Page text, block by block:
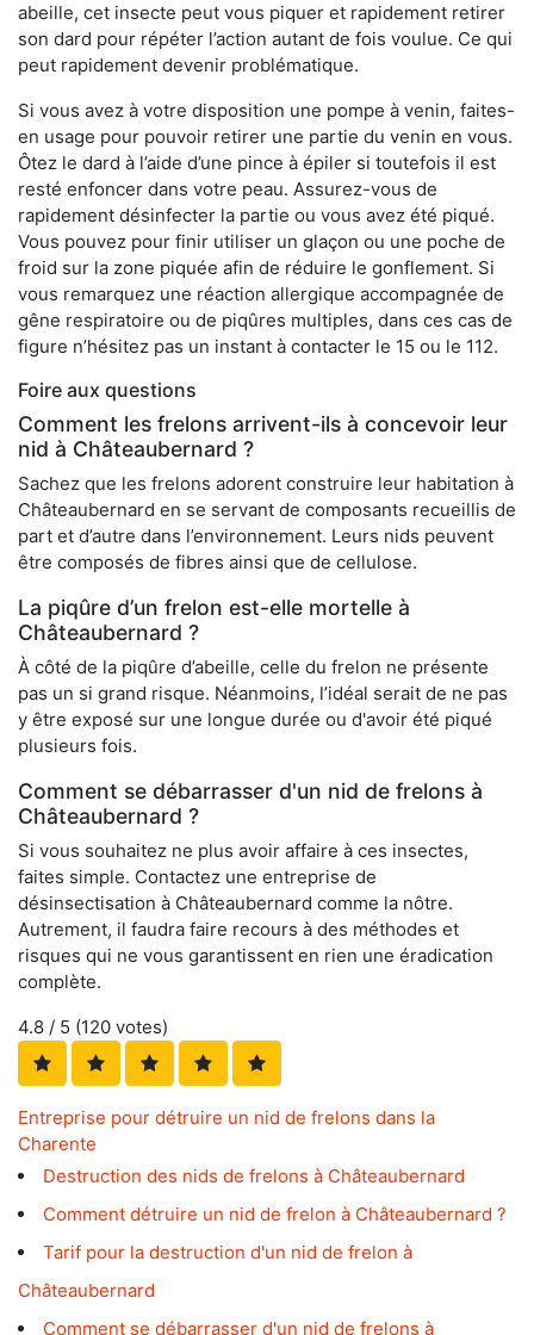
abeille, cet insecte peut vous piquer et rapidement retirer
son dard pour répéter l’action autant de fois voulue. Ce qui
peut rapidement devenir problématique.
Si vous avez à votre disposition une pompe à venin, faites-
en usage pour pouvoir retirer une partie du venin en vous.
Ôtez le dard à l’aide d’une pince à épiler si toutefois il est
resté enfoncer dans votre peau. Assurez-vous de
rapidement désinfecter la partie ou vous avez été piqué.
Vous pouvez pour finir utiliser un glaçon ou une poche de
froid sur la zone piquée afin de réduire le gonflement. Si
vous remarquez une réaction allergique accompagnée de
gêne respiratoire ou de piqûres multiples, dans ces cas de
figure n’hésitez pas un instant à contacter le 15 ou le 112.
Foire aux questions
Comment les frelons arrivent-ils à concevoir leur
nid à Châteaubernard ?
Sachez que les frelons adorent construire leur habitation à
Châteaubernard en se servant de composants recueillis de
part et d’autre dans l’environnement. Leurs nids peuvent
être composés de fibres ainsi que de cellulose.
La piqûre d’un frelon est-elle mortelle à
Châteaubernard ?
À côté de la piqûre d’abeille, celle du frelon ne présente
pas un si grand risque. Néanmoins, l’idéal serait de ne pas
y être exposé sur une longue durée ou d'avoir été piqué
plusieurs fois.
Comment se débarrasser d'un nid de frelons à
Châteaubernard ?
Si vous souhaitez ne plus avoir affaire à ces insectes,
faites simple. Contactez une entreprise de
désinsectisation à Châteaubernard comme la nôtre.
Autrement, il faudra faire recours à des méthodes et
risques qui ne vous garantissent en rien une éradication
complète.
4.8 / 5 (120 votes)
Entreprise pour détruire un nid de frelons dans la
Charente
Destruction des nids de frelons à Châteaubernard
Comment détruire un nid de frelon à Châteaubernard ?
Tarif pour la destruction d'un nid de frelon à
Châteaubernard
Comment se débarrasser d'un nid de frelons à